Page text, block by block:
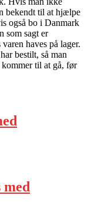
bekendt til at hjælpe
også bo i Danmark
som sagt er
haves på lager.
bestilt, så man
til at gå, før